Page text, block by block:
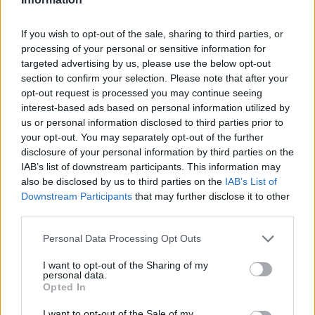
If you wish to opt-out of the sale, sharing to third parties, or
processing of your personal or sensitive information for
targeted advertising by us, please use the below opt-out
section to confirm your selection. Please note that after your
opt-out request is processed you may continue seeing
interest-based ads based on personal information utilized by
us or personal information disclosed to third parties prior to
your opt-out. You may separately opt-out of the further
disclosure of your personal information by third parties on the
IAB’s list of downstream participants. This information may
also be disclosed by us to third parties on the IAB’s List of
Downstream Participants that may further disclose it to other
Personal Data Processing Opt Outs
I want to opt-out of the Sharing of my
personal data.
Opted In
πατέρα
ΧΤΕΣ
Μητέρα 43 ετών και ο 21χρονος γιος της
σκοτώθηκαν σε μετωπική σύγκρουση με
φορτηγό στην επαρχιακή οδό Αμφίπολης
– Δράμας, κοντά στην Παλαιοκώμη.
Καταδίωξη στο κέντρο της
Θεσσαλονίκης: Έσπασαν το
τζάμι του οδηγού – «Μην κάνεις
μ@@@», του φώναζαν
ΧΤΕΣ
λευκό όχημα έχασε τον έλεγχο και